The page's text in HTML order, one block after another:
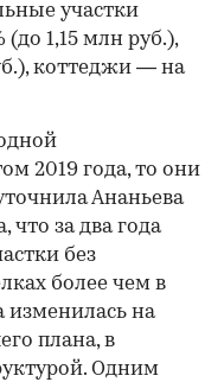
участки
1,15 млн руб.),
коттеджи — на
2019 года, то они
Ананьева
что за два года
без
более чем в
изменилась на
плана, в
Одним